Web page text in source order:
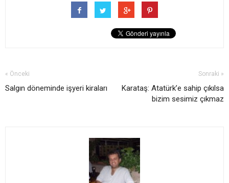
« Önceki
Salgın döneminde işyeri kiraları
Sonraki »
Karataş: Atatürk’e sahip çıkılsa
bizim sesimiz çıkmaz